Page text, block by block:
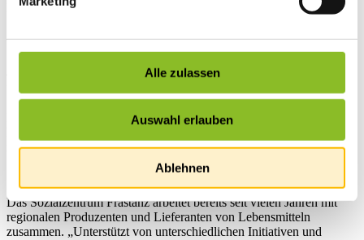
Alle zulassen
Auswahl erlauben
Ablehnen
News
Vier Gabeln als Auszeichnung
für Sozialzentrum Frastanz
Im Rahmen der Ländle-Gala in Götzis hat das Sozialzentrum
in Gemeinschaftsküchen erhalten.
Das Sozialzentrum Frastanz arbeitet bereits seit vielen Jahren mit
regionalen Produzenten und Lieferanten von Lebensmitteln
zusammen. „Unterstützt von unterschiedlichen Initiativen und